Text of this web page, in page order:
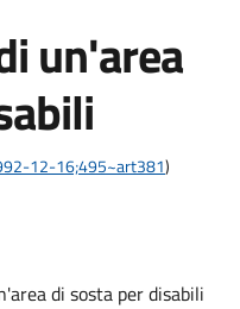
un'area
12-16;495~art381)
di sosta per disabili